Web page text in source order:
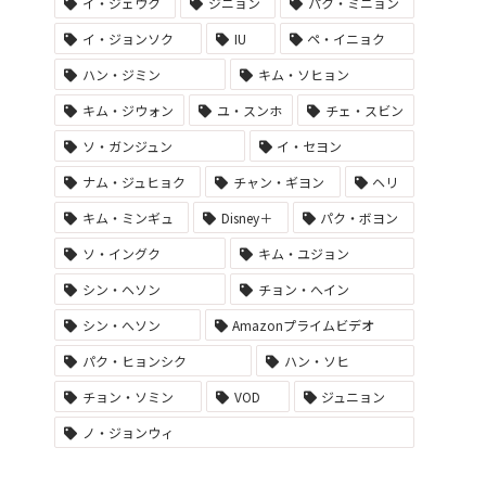
イ・ジョンソク
IU
ペ・イニョク
ハン・ジミン
キム・ソヒョン
キム・ジウォン
ユ・スンホ
チェ・スビン
ソ・ガンジュン
イ・セヨン
ナム・ジュヒョク
チャン・ギヨン
ヘリ
キム・ミンギュ
Disney＋
パク・ボヨン
ソ・イングク
キム・ユジョン
シン・ヘソン
チョン・へイン
シン・へソン
Amazonプライムビデオ
パク・ヒョンシク
ハン・ソヒ
チョン・ソミン
VOD
ジュニョン
ノ・ジョンウィ